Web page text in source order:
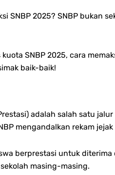
SNBP 2025? SNBP bukan
SNBP 2025, cara
baik-baik!
adalah salah satu
mengandalkan rekam
berprestasi untuk
masing-masing.